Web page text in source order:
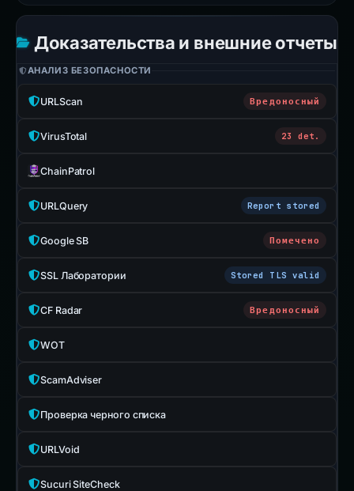
Доказательства и внешние отчеты
АНАЛИЗ БЕЗОПАСНОСТИ
URLScan Вредоносный
VirusTotal 23 det.
ChainPatrol
URLQuery Report stored
Google SB Помечено
SSL Лаборатории Stored TLS valid
CF Radar Вредоносный
WOT
ScamAdviser
Проверка черного списка
URLVoid
Sucuri SiteCheck